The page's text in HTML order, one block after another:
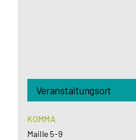
Veranstaltungsort
KOMMA
Maille 5-9